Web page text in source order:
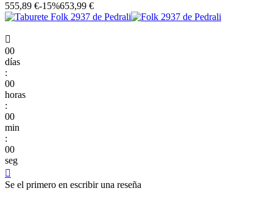
555,89 €-15%653,99 €

00
días
:
00
horas
:
00
min
:
00
seg

Se el primero en escribir una reseña